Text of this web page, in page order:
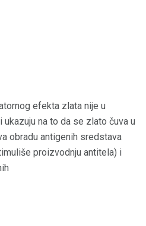
efekta zlata nije u
na to da se zlato čuva u
obradu antigenih sredstava
proizvodnju antitela) i